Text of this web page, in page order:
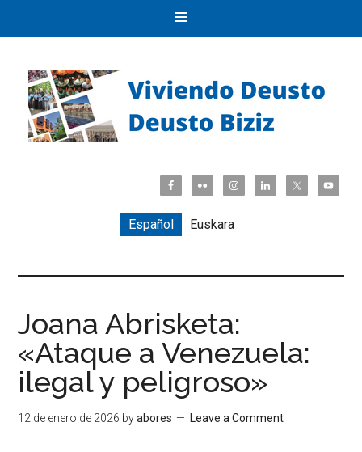
Español Euskara
Joana Abrisketa:
«Ataque a Venezuela:
ilegal y peligroso»
12 de enero de 2026 byabores Leave a Comment